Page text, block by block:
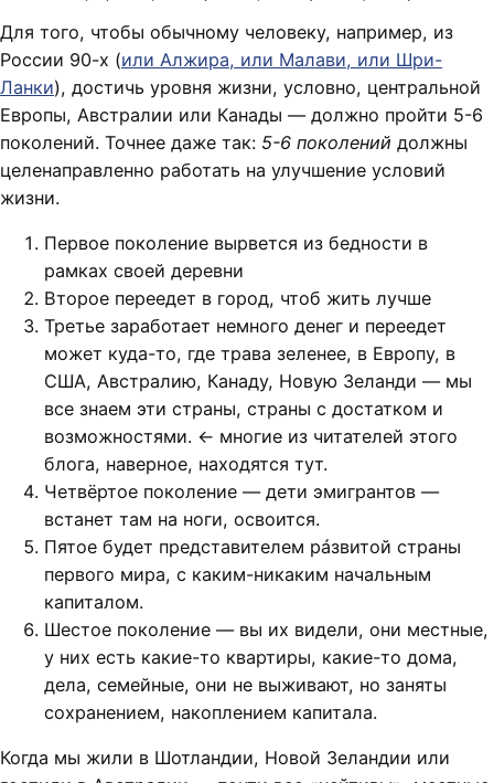
Для того, чтобы обычному человеку, например, из
России 90-х (или Алжира, или Малави, или Шри-
Ланки), достичь уровня жизни, условно, центральной
Европы, Австралии или Канады — должно пройти 5-6
поколений. Точнее даже так: 5-6 поколений должны
целенаправленно работать на улучшение условий
жизни.
Первое поколение вырвется из бедности в
рамках своей деревни
Второе переедет в город, чтоб жить лучше
Третье заработает немного денег и переедет
может куда-то, где трава зеленее, в Европу, в
США, Австралию, Канаду, Новую Зеланди — мы
все знаем эти страны, страны с достатком и
возможностями. ← многие из читателей этого
блога, наверное, находятся тут.
Четвёртое поколение — дети эмигрантов —
встанет там на ноги, освоится.
Пятое будет представителем рáзвитой страны
первого мира, с каким-никаким начальным
капиталом.
Шестое поколение — вы их видели, они местные,
у них есть какие-то квартиры, какие-то дома,
дела, семейные, они не выживают, но заняты
сохранением, накоплением капитала.
Когда мы жили в Шотландии, Новой Зеландии или